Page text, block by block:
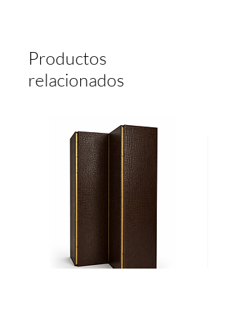
NO SE HACEN DEVOLUCIONES.
Productos
relacionados